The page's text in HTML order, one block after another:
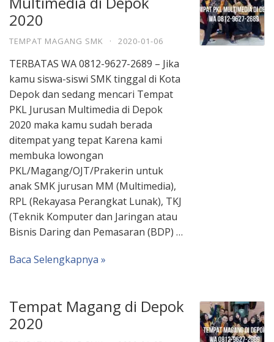
2020
TEMPAT MAGANG SMK · 2020-01-06
TERBATAS WA 0812-9627-2689 – Jika
kamu siswa-siswi SMK tinggal di Kota
Depok dan sedang mencari Tempat
PKL Jurusan Multimedia di Depok
2020 maka kamu sudah berada
ditempat yang tepat Karena kami
membuka lowongan
PKL/Magang/OJT/Prakerin untuk
anak SMK jurusan MM (Multimedia),
RPL (Rekayasa Perangkat Lunak), TKJ
(Teknik Komputer dan Jaringan atau
Bisnis Daring dan Pemasaran (BDP) …
Baca Selengkapnya »
Tempat Magang di Depok
2020